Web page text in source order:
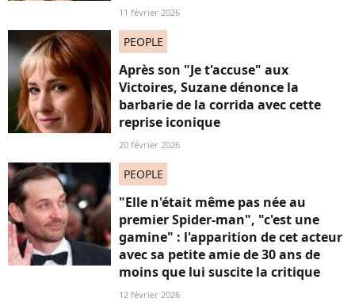
11 février 2026
PEOPLE
Après son "Je t'accuse" aux
Victoires, Suzane dénonce la
barbarie de la corrida avec cette
reprise iconique
20 février 2026
PEOPLE
"Elle n'était même pas née au
premier Spider-man", "c'est une
gamine" : l'apparition de cet acteur
avec sa petite amie de 30 ans de
moins que lui suscite la critique
12 février 2026